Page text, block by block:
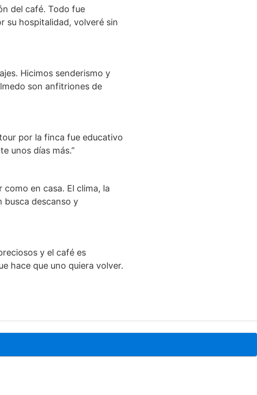
del café. Todo fue
su hospitalidad, volveré sin
Hicimos senderismo y
son anfitriones de
por la finca fue educativo
unos días más.”
en casa. El clima, la
busca descanso y
y el café es
hace que uno quiera volver.